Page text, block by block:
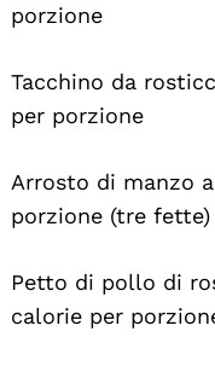
porzione
Tacchino da
per porzione
Arrosto di manzo
porzione (tre fette)
Petto di pollo di
calorie per